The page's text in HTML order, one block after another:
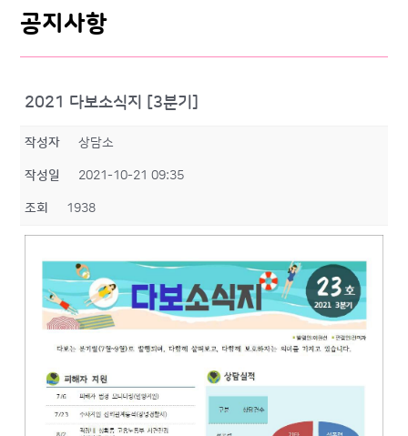
공지사항
2021 다보소식지 [3분기]
작성자 상담소
작성일 2021-10-21 09:35
조회 1938